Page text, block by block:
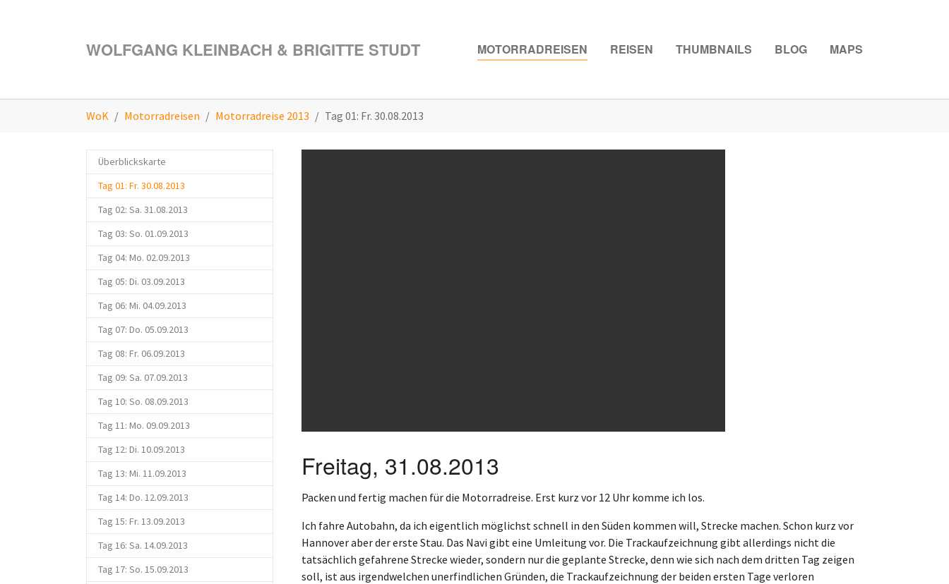
WOLFGANG KLEINBACH & BRIGITTE STUDT MOTORRADREISEN REISEN THUMBNAILS BLOG MAPS
WoK Motorradreisen Motorradreise 2013 Tag 01: Fr. 30.08.2013
Überblickskarte
Tag 01: Fr. 30.08.2013
Tag 02: Sa. 31.08.2013
Tag 03: So. 01.09.2013
Tag 04: Mo. 02.09.2013
Tag 05: Di. 03.09.2013
Tag 06: Mi. 04.09.2013
Tag 07: Do. 05.09.2013
Tag 08: Fr. 06.09.2013
Tag 09: Sa. 07.09.2013
Tag 10: So. 08.09.2013
Tag 11: Mo. 09.09.2013
Tag 12: Di. 10.09.2013
Tag 13: Mi. 11.09.2013
Tag 14: Do. 12.09.2013
Tag 15: Fr. 13.09.2013
Tag 16: Sa. 14.09.2013
Tag 17: So. 15.09.2013
Freitag, 31.08.2013
Packen und fertig machen für die Motorradreise. Erst kurz vor 12 Uhr komme ich los.
Ich fahre Autobahn, da ich eigentlich möglichst schnell in den Süden kommen will, Strecke machen. Schon kurz vor
Hannover aber der erste Stau. Das Navi gibt eine Umleitung vor. Die Trackaufzeichnung gibt allerdings nicht die
tatsächlich gefahrene Strecke wieder, sondern nur die geplante Strecke, denn wie sich nach dem dritten Tag zeigen
soll, ist aus irgendwelchen unerfindlichen Gründen, die Trackaufzeichnung der beiden ersten Tage verloren